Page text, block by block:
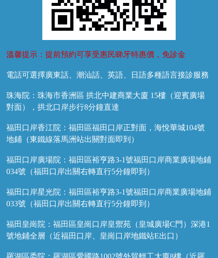
溫馨提示：提前預約可享受惠民睇牙特惠價，免診金
電話可選擇廣東話、潮汕話、英語、日語多種語言接診服務
珠海院：珠海市香洲區 拱北中建商業大廈 15樓（迎賓廣場
對面），拱北口岸步行8分鐘直達
福田口岸香江院：福田區福田口岸正對面，海悅華城104號
地鋪（東鐵線落馬洲站出關對面即到）
福田口岸廣場院：福田區裕亨路3-1號福田口岸商業廣場地鋪
034號（福田口岸出關右轉直行5分鐘即到）
福田口岸星光院：福田區裕亨路3-1號福田口岸商業廣場地鋪
033號（福田口岸出關右轉直行5分鐘即到）
福田皇崗院：福田區皇崗口岸皇禦苑（皇城廣場C門）深港1
號地鋪全層（近福田口岸、皇崗口岸地鐵站E出口）